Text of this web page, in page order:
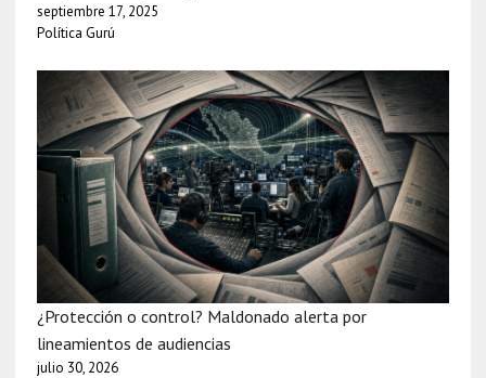
septiembre 17, 2025
Política Gurú
¿Protección o control? Maldonado alerta por
lineamientos de audiencias
julio 30, 2026